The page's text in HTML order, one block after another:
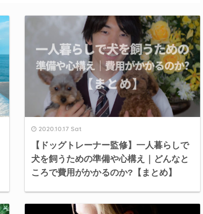
2020.10.17 Sat
【ドッグトレーナー監修】一人暮らしで
犬を飼うための準備や心構え｜どんなと
ころで費用がかかるのか?【まとめ】